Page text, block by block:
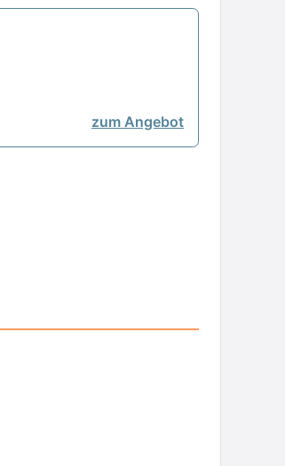
zum Angebot